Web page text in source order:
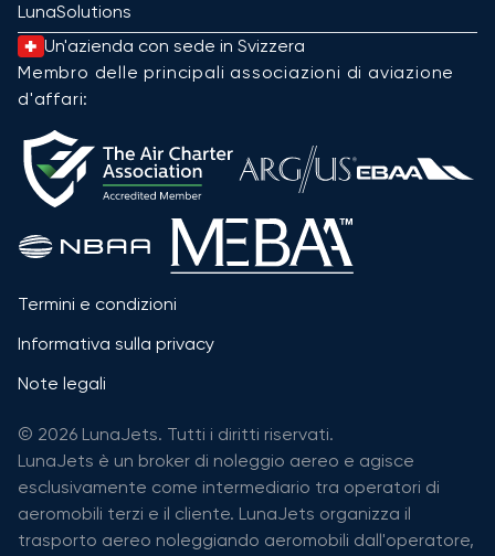
LunaSolutions
Un'azienda con sede in Svizzera
Membro delle principali associazioni di aviazione
d'affari:
Termini e condizioni
Informativa sulla privacy
Note legali
© 2026 LunaJets. Tutti i diritti riservati.
LunaJets è un broker di noleggio aereo e agisce
esclusivamente come intermediario tra operatori di
aeromobili terzi e il cliente. LunaJets organizza il
trasporto aereo noleggiando aeromobili dall'operatore,